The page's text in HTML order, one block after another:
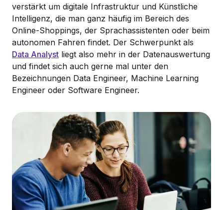
verstärkt um digitale Infrastruktur und Künstliche
Intelligenz, die man ganz häufig im Bereich des
Online-Shoppings, der Sprachassistenten oder beim
autonomen Fahren findet. Der Schwerpunkt als
Data Analyst liegt also mehr in der Datenauswertung
und findet sich auch gerne mal unter den
Bezeichnungen Data Engineer, Machine Learning
Engineer oder Software Engineer.